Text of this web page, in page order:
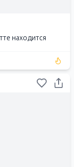
находится